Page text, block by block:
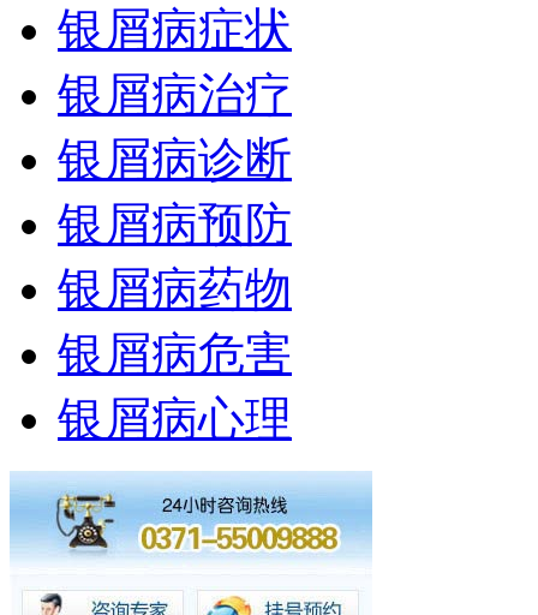
银屑病症状
银屑病治疗
银屑病诊断
银屑病预防
银屑病药物
银屑病危害
银屑病心理